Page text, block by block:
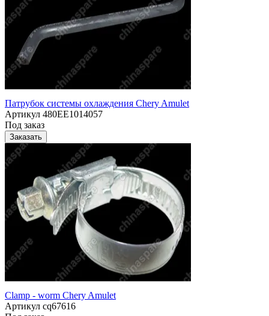
Патрубок системы охлаждения Chery Amulet
Артикул 480EE1014057
Под заказ
Заказать
Clamp - worm Chery Amulet
Артикул cq67616